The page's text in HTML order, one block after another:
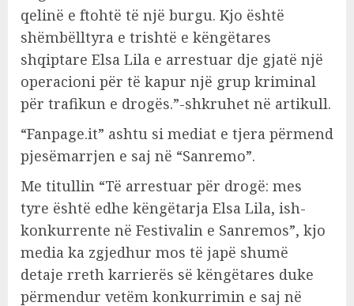
qelinë e ftohtë të një burgu. Kjo është
shëmbëlltyra e trishtë e këngëtares
shqiptare Elsa Lila e arrestuar dje gjatë një
operacioni për të kapur një grup kriminal
për trafikun e drogës.”-shkruhet në artikull.
“Fanpage.it” ashtu si mediat e tjera përmend
pjesëmarrjen e saj në “Sanremo”.
Me titullin “Të arrestuar për drogë: mes
tyre është edhe këngëtarja Elsa Lila, ish-
konkurrente në Festivalin e Sanremos”, kjo
media ka zgjedhur mos të japë shumë
detaje rreth karrierës së këngëtares duke
përmendur vetëm konkurrimin e saj në